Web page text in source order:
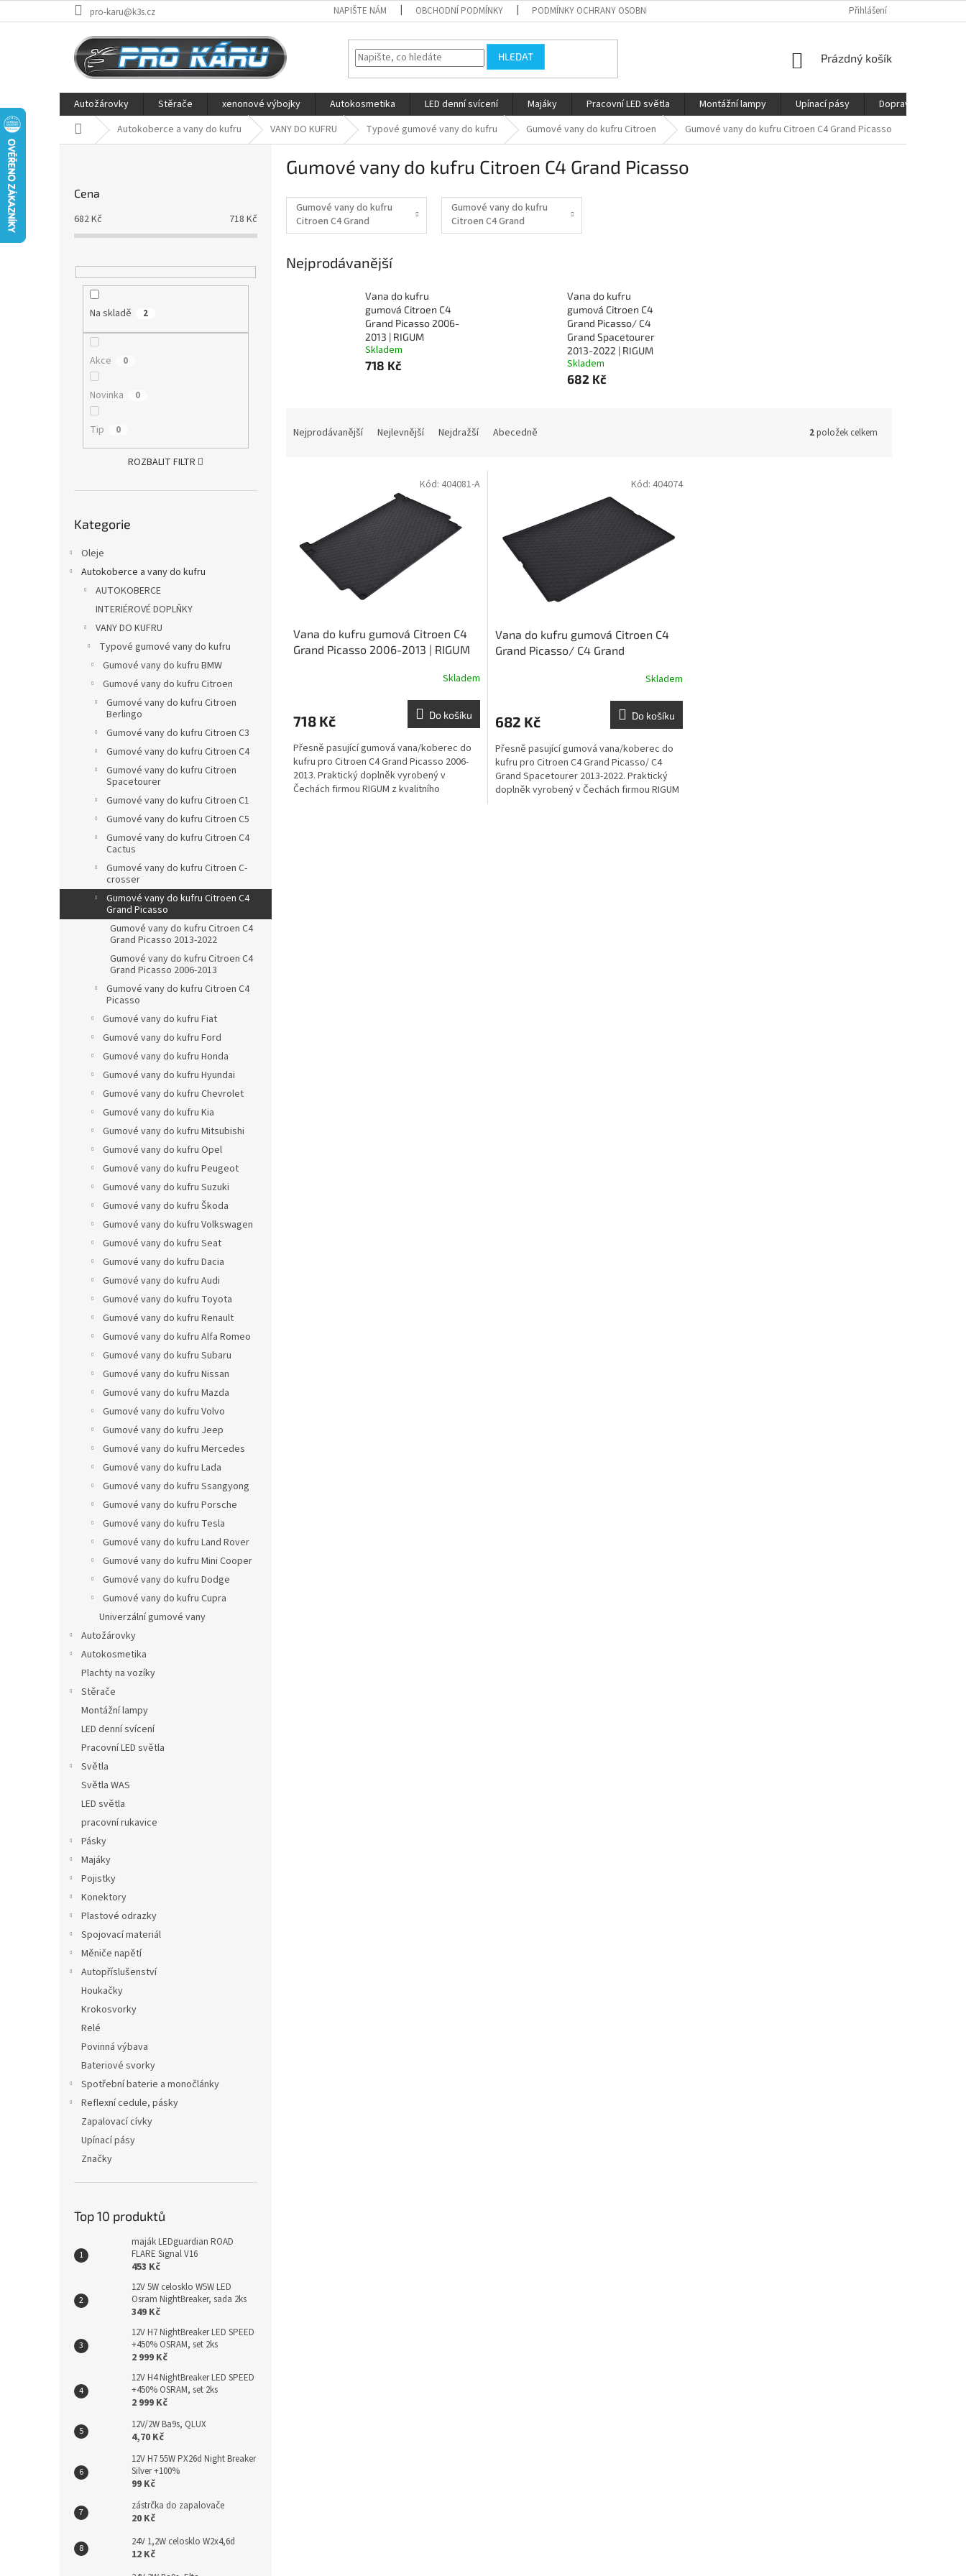
na
pro-karu@k3s.cz NAPIŠTE NÁM OBCHODNÍ PODMÍNKY PODMÍNKY OCHRANY OSOBNÍCH ÚDAJŮ DOPRAVAPřihlášení
HLEDAT
NÁKUPNÍ
Prázdný košík
Autožárovky Stěrače xenonové výbojky Autokosmetika LED denní svícení Majáky Pracovní LED světla Montážní lampy Upínací pásy Doprava
Domů Autokoberce a vany do kufru VANY DO KUFRU Typové gumové vany do kufru Gumové vany do kufru Citroen Gumové vany do kufru Citroen C4 Grand Picasso
Cena
682Kč 718 Kč
Na skladě 2
Akce 0
Novinka 0
Tip 0
ROZBALIT FILTR
kategorie
Kategorie
Oleje
Autokoberce a vany do kufru
AUTOKOBERCE
INTERIÉROVÉ DOPLŇKY
VANY DO KUFRU
Typové gumové vany do kufru
Gumové vany do kufru BMW
Gumové vany do kufru Citroen
Gumové vany do kufru Citroen
Berlingo
Gumové vany do kufru Citroen C3
Gumové vany do kufru Citroen C4
Gumové vany do kufru Citroen
Spacetourer
Gumové vany do kufru Citroen C1
Gumové vany do kufru Citroen C5
Gumové vany do kufru Citroen C4
Cactus
Gumové vany do kufru Citroen C-
crosser
Gumové vany do kufru Citroen C4
Grand Picasso
Gumové vany do kufru Citroen C4
Grand Picasso 2013-2022
Gumové vany do kufru Citroen C4
Grand Picasso 2006-2013
Gumové vany do kufru Citroen C4
Picasso
Gumové vany do kufru Fiat
Gumové vany do kufru Ford
Gumové vany do kufru Honda
Gumové vany do kufru Hyundai
Gumové vany do kufru Chevrolet
Gumové vany do kufru Kia
Gumové vany do kufru Mitsubishi
Gumové vany do kufru Opel
Gumové vany do kufru Peugeot
Gumové vany do kufru Suzuki
Gumové vany do kufru Škoda
Gumové vany do kufru Volkswagen
Gumové vany do kufru Seat
Gumové vany do kufru Dacia
Gumové vany do kufru Audi
Gumové vany do kufru Toyota
Gumové vany do kufru Renault
Gumové vany do kufru Alfa Romeo
Gumové vany do kufru Subaru
Gumové vany do kufru Nissan
Gumové vany do kufru Mazda
Gumové vany do kufru Volvo
Gumové vany do kufru Jeep
Gumové vany do kufru Mercedes
Gumové vany do kufru Lada
Gumové vany do kufru Ssangyong
Gumové vany do kufru Porsche
Gumové vany do kufru Tesla
Gumové vany do kufru Land Rover
Gumové vany do kufru Mini Cooper
Gumové vany do kufru Dodge
Gumové vany do kufru Cupra
Univerzální gumové vany
Autožárovky
Autokosmetika
Plachty na vozíky
Stěrače
Montážní lampy
LED denní svícení
Pracovní LED světla
Světla
Světla WAS
LED světla
pracovní rukavice
Pásky
Majáky
Pojistky
Konektory
Plastové odrazky
Spojovací materiál
Měniče napětí
Autopříslušenství
Houkačky
Krokosvorky
Relé
Povinná výbava
Bateriové svorky
Spotřební baterie a monočlánky
Reflexní cedule, pásky
Zapalovací cívky
Upínací pásy
Značky
Top 10 produktů
maják LEDguardian ROAD
FLARE Signal V16
453 Kč
12V 5W celosklo W5W LED
Osram NightBreaker, sada 2ks
349 Kč
12V H7 NightBreaker LED SPEED
+450% OSRAM, set 2ks
2 999 Kč
12V H4 NightBreaker LED SPEED
+450% OSRAM, set 2ks
2 999 Kč
12V/2W Ba9s, QLUX
4,70 Kč
12V H7 55W PX26d Night Breaker
Silver +100%
99 Kč
zástrčka do zapalovače
20 Kč
24V 1,2W celosklo W2x4,6d
12 Kč
Gumové vany do kufru Citroen C4 Grand Picasso
Gumové vany do kufru
Citroen C4 Grand
Picasso 2013-2022
Gumové vany do kufru
Citroen C4 Grand
Picasso 2006-2013
Nejprodávanější
Vana do kufru
gumová Citroen C4
Grand Picasso 2006-
2013 | RIGUM
Skladem
718 Kč
Vana do kufru
gumová Citroen C4
Grand Picasso/ C4
Grand Spacetourer
2013-2022 | RIGUM
Skladem
682 Kč
Nejprodávanější Nejlevnější Nejdražší Abecedně 2položek celkem
Vana do kufru gumová Citroen C4
Grand Picasso 2006-2013 | RIGUM
Skladem
718 Kč Do košíku
Přesně pasující gumová vana/koberec do
kufru pro Citroen C4 Grand Picasso 2006-
2013. Praktický doplněk vyrobený v
Čechách firmou RIGUM z kvalitního
Kód: 404081-A
Vana do kufru gumová Citroen C4
Grand Picasso/ C4 Grand
Skladem
682 Kč Do košíku
Přesně pasující gumová vana/koberec do
kufru pro Citroen C4 Grand Picasso/ C4
Grand Spacetourer 2013-2022. Praktický
doplněk vyrobený v Čechách firmou RIGUM
Kód: 404074